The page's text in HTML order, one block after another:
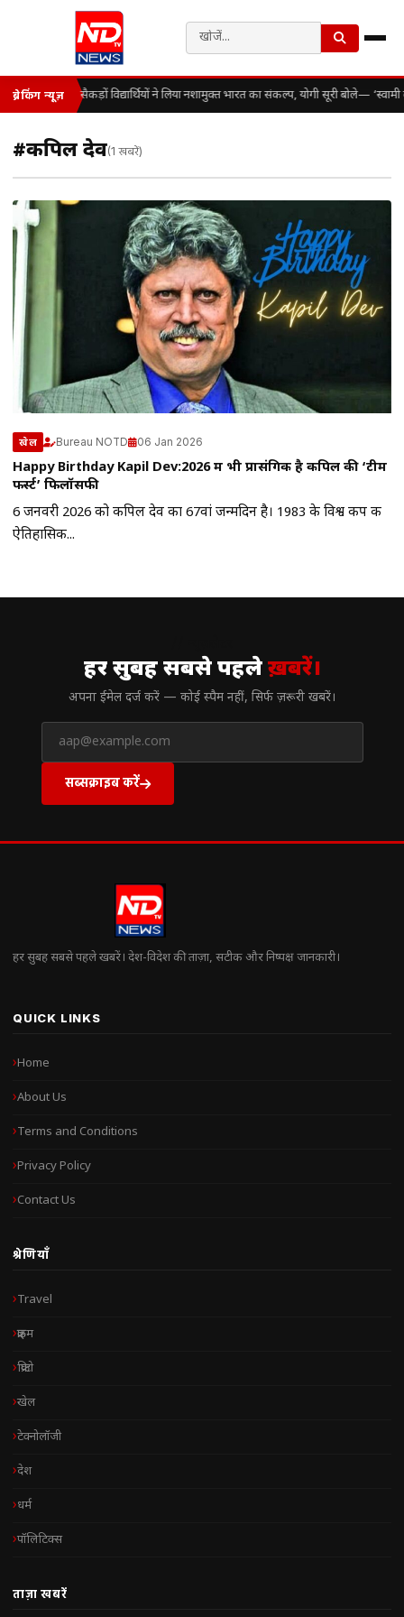
ब्रेकिंग न्यूज़ सैकड़ों विद्यार्थियों ने लिया नशामुक्त भारत का संकल्प, योगी सूरी बोले—
#कपिल देव(1 खबरें)
खेल Bureau NOTD 06 Jan 2026
Happy Birthday Kapil Dev:2026 में भी प्रासंगिक है कपिल की ‘टीम
फर्स्ट’ फिलॉसफी
6 जनवरी 2026 को कपिल देव का 67वां जन्मदिन है। 1983 के विश्व कप की
ऐतिहासिक...
हर सुबह सबसे पहलेख़बरें।
अपना ईमेल दर्ज करें — कोई स्पैम नहीं, सिर्फ ज़रूरी खबरें।
सब्सक्राइब करें
हर सुबह सबसे पहले खबरें। देश-विदेश की ताज़ा, सटीक और निष्पक्ष जानकारी।
QUICK LINKS
Home
About Us
Terms and Conditions
Privacy Policy
Contact Us
श्रेणियाँ
Travel
क्राइम
क्रिप्टो
खेल
टेक्नोलॉजी
देश
धर्म
पॉलिटिक्स
ताज़ा खबरें